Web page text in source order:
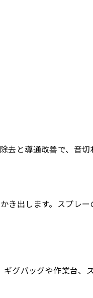
と導通改善で、音切
き出します。スプレ
グバッグや作業台、